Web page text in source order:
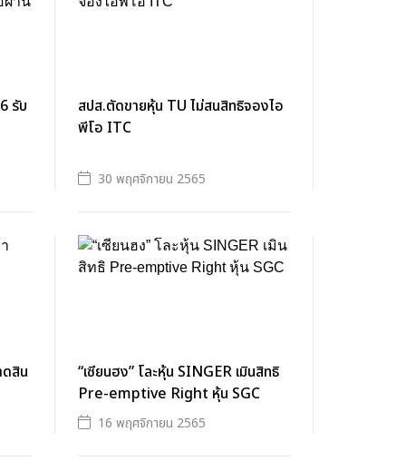
รับ
สปส.ตัดขายหุ้น TU ไม่สนสิทธิจองไอ
พีโอ ITC
30 พฤศจิกายน 2565
สิน
“เซียนฮง” โละหุ้น SINGER เมินสิทธิ
Pre-emptive Right หุ้น SGC
16 พฤศจิกายน 2565